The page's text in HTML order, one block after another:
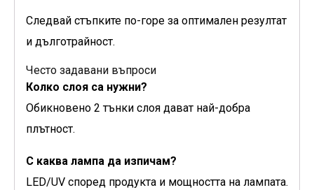
Следвай стъпките по-горе за оптимален резултат
и дълготрайност.
Често задавани въпроси
Колко слоя са нужни?
Обикновено 2 тънки слоя дават най-добра
плътност.
С каква лампа да изпичам?
LED/UV според продукта и мощността на лампата.